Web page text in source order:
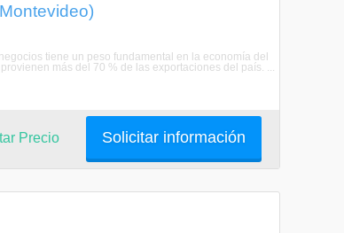
tiene un peso fundamental en la economía del
más del 70 % de las exportaciones del país. ...
Solicitar información
Precio